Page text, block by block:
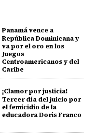
Panamá vence a
República Dominicana y
va por el oro en los
Juegos
Centroamericanos y del
Caribe
¡Clamor por justicia!
Tercer día del juicio por
el femicidio de la
educadora Doris Franco